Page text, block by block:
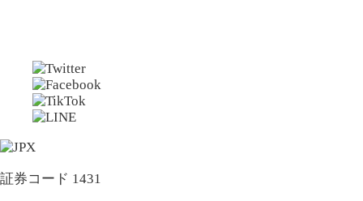
証券コード 1431